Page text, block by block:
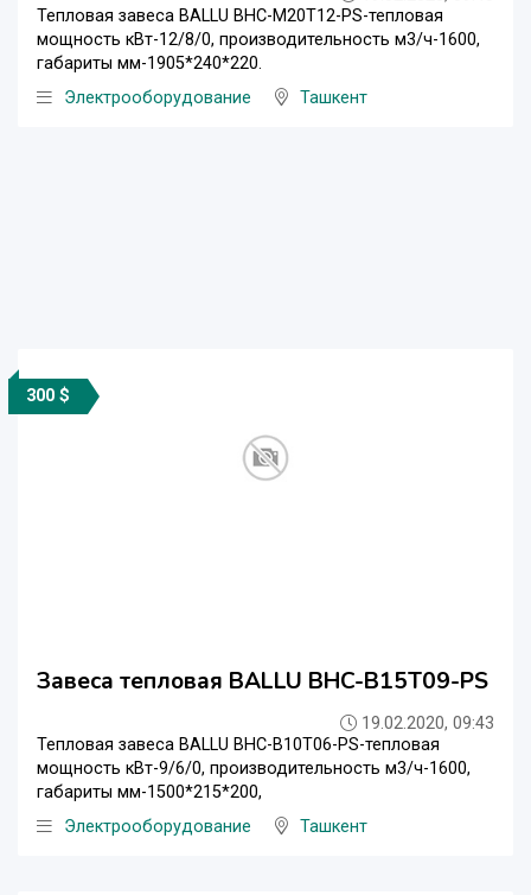
Тепловая завеса BALLU BHC-М20T12-PS-тепловая
мощность кВт-12/8/0, производительность м3/ч-1600,
габариты мм-1905*240*220.
Электрооборудование
Ташкент
300 $
Завеса тепловая BALLU BHC-B15T09-PS
19.02.2020, 09:43
Тепловая завеса BALLU BHC-B10T06-PS-тепловая
мощность кВт-9/6/0, производительность м3/ч-1600,
габариты мм-1500*215*200,
Электрооборудование
Ташкент